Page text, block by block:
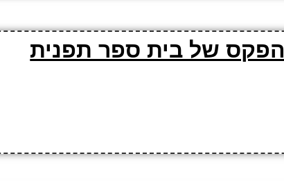
הפקס של בית ספר תפנית